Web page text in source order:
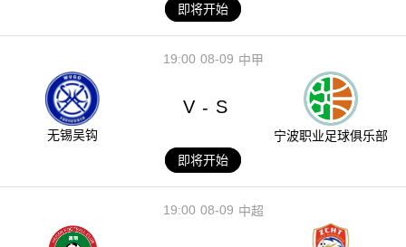
即将开始
08-09
19:00 中甲
无锡吴钩
V - S
宁波职业足球俱乐部
即将开始
08-09
19:00 中超